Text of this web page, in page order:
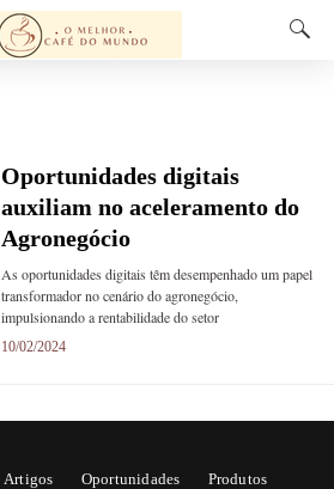
Oportunidades digitais
auxiliam no aceleramento do
Agronegócio
As oportunidades digitais têm desempenhado um papel
transformador no cenário do agronegócio,
impulsionando a rentabilidade do setor
10/02/2024
Artigos Oportunidades
Produtos